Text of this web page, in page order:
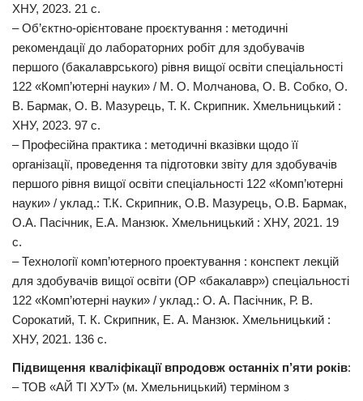
ХНУ, 2023. 21 с.
‒ Об’єктно-орієнтоване проєктування : методичні
рекомендації до лабораторних робіт для здобувачів
першого (бакалаврського) рівня вищої освіти спеціальності
122 «Комп’ютерні науки» / М. О. Молчанова, О. В. Собко, О.
В. Бармак, О. В. Мазурець, Т. К. Скрипник. Хмельницький :
ХНУ, 2023. 97 с.
‒ Професійна практика : методичні вказівки щодо її
організації, проведення та підготовки звіту для здобувачів
першого рівня вищої освіти спеціальності 122 «Комп’ютерні
науки» / уклад.: Т.К. Скрипник, О.В. Мазурець, О.В. Бармак,
О.А. Пасічник, Е.А. Манзюк. Хмельницький : ХНУ, 2021. 19
с.
‒ Технології комп’ютерного проектування : конспект лекцій
для здобувачів вищої освіти (ОР «бакалавр») спеціальності
122 «Комп’ютерні науки» / уклад.: О. А. Пасічник, Р. В.
Сорокатий, Т. К. Скрипник, Е. А. Манзюк. Хмельницький :
ХНУ, 2021. 136 с.
Підвищення кваліфікації впродовж останніх п’яти років:
– ТОВ «АЙ ТІ ХУТ» (м. Хмельницький) терміном з